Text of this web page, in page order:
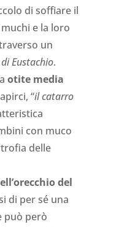
di soffiare il
e la loro
un
Eustachio.
otite media
“il catarro
con muco
delle
del
di per sé una
può però